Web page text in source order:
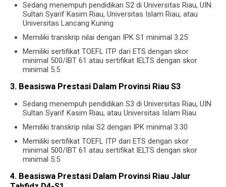
Sedang menempuh pendidikan S2 di Universitas Riau, UIN
Sultan Syarif Kasim Riau, Universitas Islam Riau, atau
Universitas Lancang Kuning
Memiliki transkrip nilai dengan IPK S1 minimal 3.25
Memiliki sertifikat TOEFL ITP dari ETS dengan skor
minimal 500/IBT 61 atau sertifikat IELTS dengan skor
minimal 5.5
3. Beasiswa Prestasi Dalam Provinsi Riau S3
Sedang menempuh pendidikan S3 di Universitas Riau, UIN
Sultan Syarif Kasim Riau, atau Universitas Islam Riau
Memiliki transkrip nilai S2 dengan IPK minimal 3.30
Memiliki sertifikat TOEFL ITP dari ETS dengan skor
minimal 500/IBT 61 atau sertifikat IELTS dengan skor
minimal 5.5
4. Beasiswa Prestasi Dalam Provinsi Riau Jalur